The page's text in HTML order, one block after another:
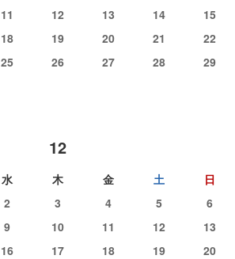
11 12 13 14
15
18 19 20 21
22
25 26 27 28
29
12
水 木 金 土
日
2 3 4 5
6
9 10 11 12
13
16 17 18 19
20